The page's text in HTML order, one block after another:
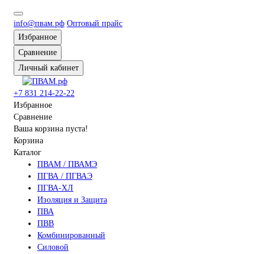
info@пвам.рф Оптовый прайс
Избранное
Сравнение
Личный кабинет
+7 831 214-22-22
Избранное
Сравнение
Ваша корзина пуста!
Корзина
Каталог
ПВАМ / ПВАМЭ
ПГВА / ПГВАЭ
ПГВА-ХЛ
Изоляция и Защита
ПВА
ПВВ
Комбинированный
Силовой